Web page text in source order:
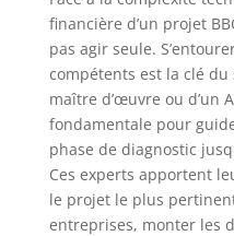
financière d’un projet
pas agir seule.
compétents est la clé du
maître d’œuvre ou d’un
fondamentale pour
phase de diagnostic
Ces experts apportent
le projet le plus
entreprises, monter les